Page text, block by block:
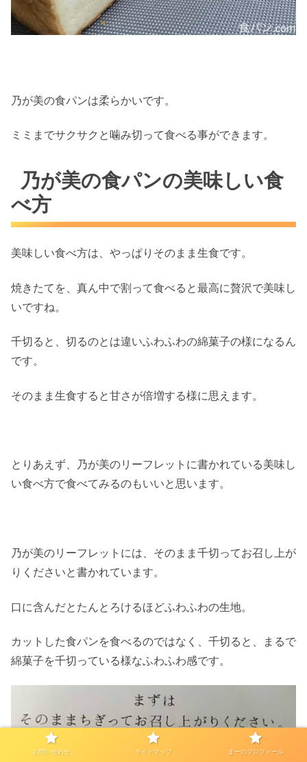
乃が美の食パンは柔らかいです。
ミミまでサクサクと噛み切って食べる事ができます。
乃が美の食パンの美味しい食
べ方
美味しい食べ方は、やっぱりそのまま生食です。
焼きたてを、真ん中で割って食べると最高に贅沢で美味し
いですね。
千切ると、切るのとは違いふわふわの綿菓子の様になるん
です。
そのまま生食すると甘さが倍増する様に思えます。
とりあえず、乃が美のリーフレットに書かれている美味し
い食べ方で食べてみるのもいいと思います。
乃が美のリーフレットには、そのまま千切ってお召し上が
りくださいと書かれています。
口に含んだとたんとろけるほどふわふわの生地。
カットした食パンを食べるのではなく、千切ると、まるで
綿菓子を千切っている様なふわふわ感です。
お問い合わせ サイトマップ まーのプロフィール